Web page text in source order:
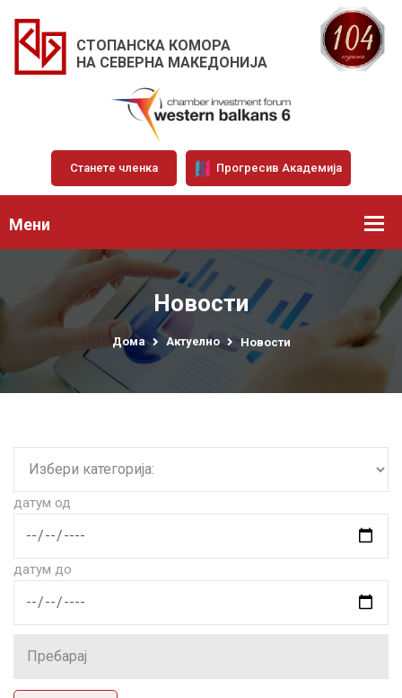
СТОПАНСКА КОМОРА
НА СЕВЕРНА МАКЕДОНИЈА
Станете членка Прогресив Академија
Мени
Новости
Дома Актуелно Новости
датум од
датум до